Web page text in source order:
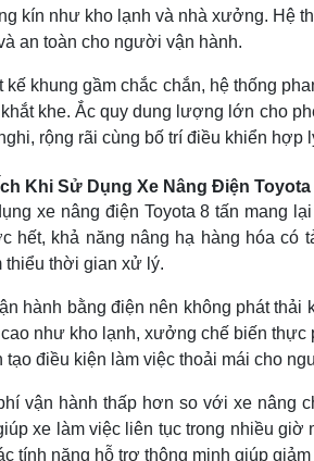
kín như kho lạnh và nhà xưởng. Hệ
an toàn cho người vận hành.
kế khung gầm chắc chắn, hệ thống
khe. Ắc quy dung lượng lớn cho
rộng rãi cùng bố trí điều khiển hợp
Khi Sử Dụng Xe Nâng Điện Toyota
xe nâng điện Toyota 8 tấn mang
hết, khả năng nâng hạ hàng hóa có
thiểu thời gian xử lý.
hành bằng điện nên không phát
như kho lạnh, xưởng chế biến
tạo điều kiện làm việc thoải mái cho
vận hành thấp hơn so với xe nâng
xe làm việc liên tục trong nhiều
tính năng hỗ trợ thông minh giúp